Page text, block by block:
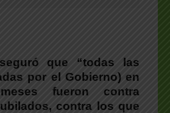
que “todas las
por el Gobierno) en
fueron contra
contra los que